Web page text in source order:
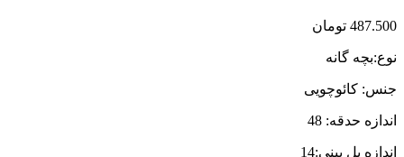
487.500 تومان
نوع:بچه گانه
جنس: کائوچویی
اندازه حدقه: 48
اندازه پل بینی:14